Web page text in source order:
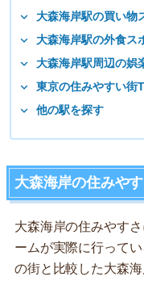
大森海岸駅の買い物
大森海岸駅の外食ス
大森海岸駅周辺の娯
東京の住みやすい街
他の駅を探す
大森海岸の住みや
大森海岸の住みやす
ームが実際に行って
の街と比較した大森